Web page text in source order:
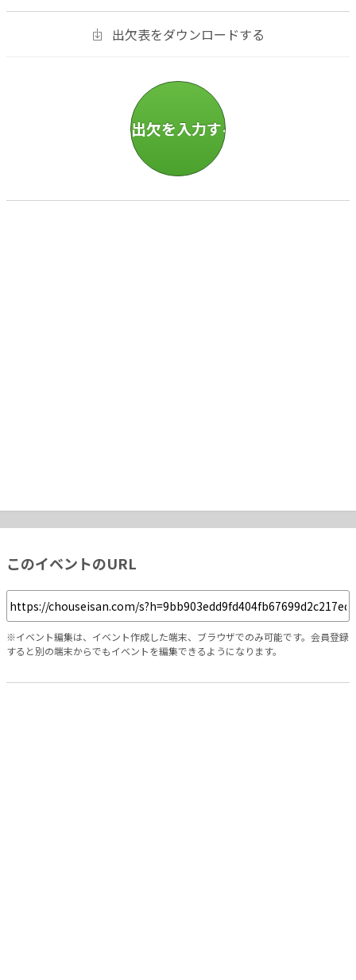
出欠表をダウンロードする
このイベントのURL
※イベント編集は、イベント作成した端末、ブラウザでのみ可能です。会員登録
すると別の端末からでもイベントを編集できるようになります。